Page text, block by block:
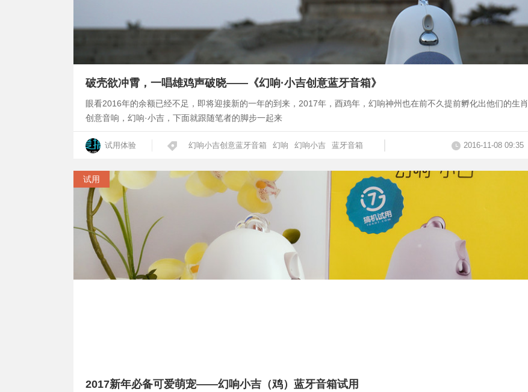
破壳欲冲霄，一唱雄鸡声破晓——《幻响·小吉创意蓝牙音箱》
眼看2016年的余额已经不足，即将迎接新的一年的到来，2017年，酉鸡年，幻响神州也在前不久提前孵化出他们的生肖
创意音响，幻响·小吉，下面就跟随笔者的脚步一起来
试用体验 幻响小吉创意蓝牙音箱 幻响 幻响小吉 蓝牙音箱 2016-11-08 09:35
试用
2017新年必备可爱萌宠——幻响小吉（鸡）蓝牙音箱试用